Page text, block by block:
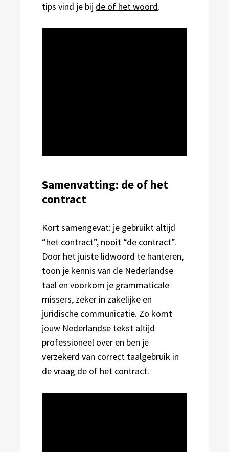
tips vind je bij de of het woord.
Samenvatting: de of het
contract
Kort samengevat: je gebruikt altijd
“het contract”, nooit “de contract”.
Door het juiste lidwoord te hanteren,
toon je kennis van de Nederlandse
taal en voorkom je grammaticale
missers, zeker in zakelijke en
juridische communicatie. Zo komt
jouw Nederlandse tekst altijd
professioneel over en ben je
verzekerd van correct taalgebruik in
de vraag de of het contract.